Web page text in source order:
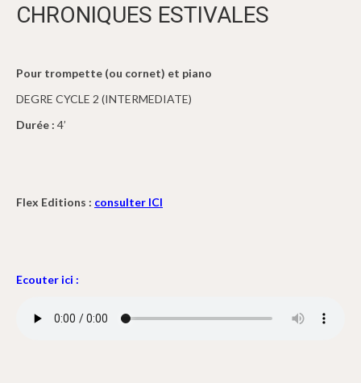
CHRONIQUES ESTIVALES
Pour trompette (ou cornet) et piano
DEGRE CYCLE 2 (INTERMEDIATE)
Durée : 4’
Flex Editions : consulter ICI
Ecouter ici :